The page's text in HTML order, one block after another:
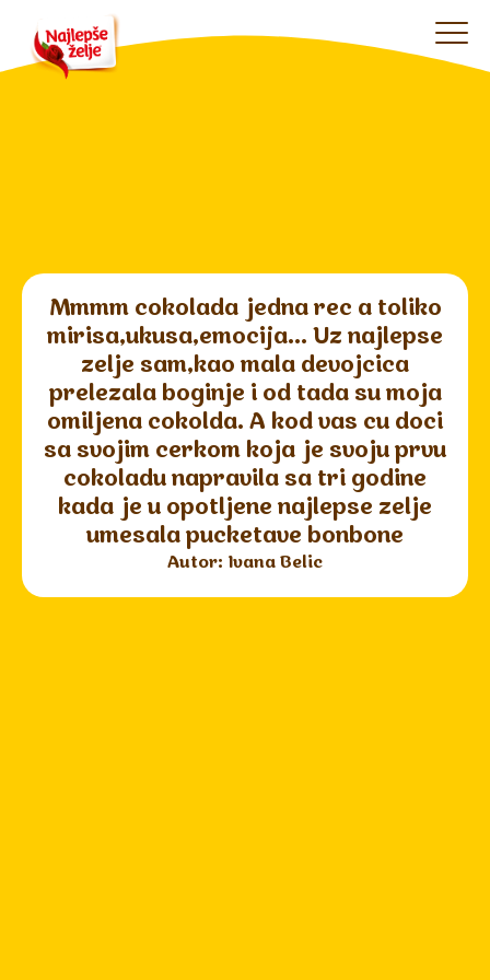
Mmmm cokolada jedna rec a toliko
mirisa,ukusa,emocija... Uz najlepse
zelje sam,kao mala devojcica
prelezala boginje i od tada su moja
omiljena cokolda. A kod vas cu doci
sa svojim cerkom koja je svoju prvu
cokoladu napravila sa tri godine
kada je u opotljene najlepse zelje
umesala pucketave bonbone
Autor: Ivana Belic